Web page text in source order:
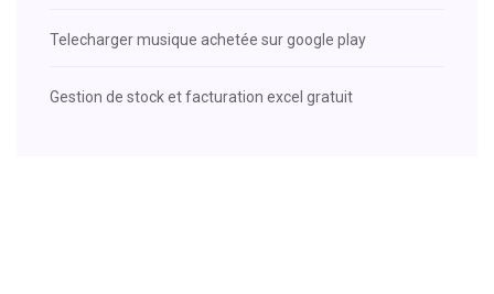
Telecharger musique achetée sur google play
Gestion de stock et facturation excel gratuit